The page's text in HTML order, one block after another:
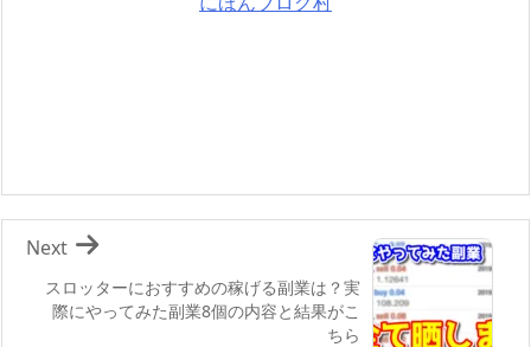
スロッターにおすすめの稼げる副業は？実
際にやってみた副業8個の内容と結果がこ
ちら
Next